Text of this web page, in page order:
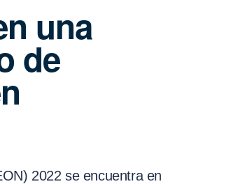
una
de
2022 se encuentra en